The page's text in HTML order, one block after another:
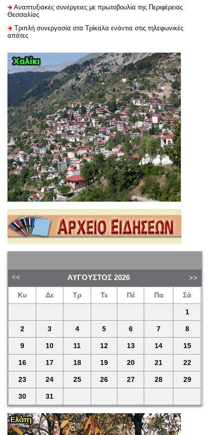
Αναπτυξιακές συνέργειες με πρωτοβουλία της Περιφέρειας
Θεσσαλίας
Τριπλή συνεργασία στα Τρίκαλα ενάντια στις τηλεφωνικές
απάτες
ΑΎΓΟΥΣΤΟΣ 2026
Κυ Δε Τρ Τε Πέ Πα Σά
1
2 3 4 5 6 7 8
9 10 11 12 13 14 15
16 17 18 19 20 21 22
23 24 25 26 27 28 29
30 31